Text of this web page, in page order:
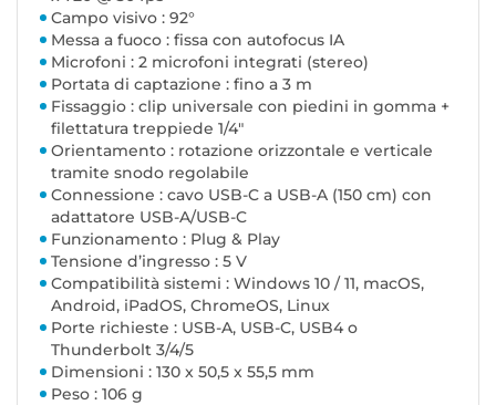
Campo visivo : 92°
Messa a fuoco : fissa con autofocus IA
Microfoni : 2 microfoni integrati (stereo)
Portata di captazione : fino a 3 m
Fissaggio : clip universale con piedini in gomma +
filettatura treppiede 1/4"
Orientamento : rotazione orizzontale e verticale
tramite snodo regolabile
Connessione : cavo USB-C a USB-A (150 cm) con
adattatore USB-A/USB-C
Funzionamento : Plug & Play
Tensione d’ingresso : 5 V
Compatibilità sistemi : Windows 10 / 11, macOS,
Android, iPadOS, ChromeOS, Linux
Porte richieste : USB-A, USB-C, USB4 o
Thunderbolt 3/4/5
Dimensioni : 130 x 50,5 x 55,5 mm
Peso : 106 g